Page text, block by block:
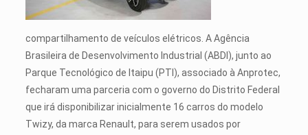
compartilhamento de veículos elétricos. A Agência
Brasileira de Desenvolvimento Industrial (ABDI), junto ao
Parque Tecnológico de Itaipu (PTI), associado à Anprotec,
fecharam uma parceria com o governo do Distrito Federal
que irá disponibilizar inicialmente 16 carros do modelo
Twizy, da marca Renault, para serem usados por